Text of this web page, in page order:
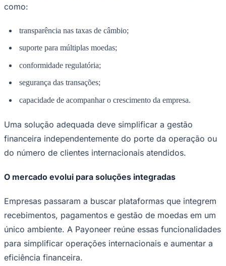
Flamengo
como:
transparência nas taxas de câmbio;
suporte para múltiplas moedas;
conformidade regulatória;
segurança das transações;
capacidade de acompanhar o crescimento da empresa.
Uma solução adequada deve simplificar a gestão
financeira independentemente do porte da operação ou
do número de clientes internacionais atendidos.
O mercado evolui para soluções integradas
Empresas passaram a buscar plataformas que integrem
recebimentos, pagamentos e gestão de moedas em um
único ambiente. A Payoneer reúne essas funcionalidades
para simplificar operações internacionais e aumentar a
eficiência financeira.